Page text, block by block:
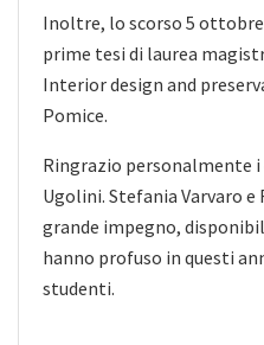
Inoltre, lo scorso 5
prime tesi di laurea
Interior design and
Pomice.
Ringrazio personalmente
Ugolini. Stefania Varvaro e
grande impegno,
hanno profuso in questi
studenti.